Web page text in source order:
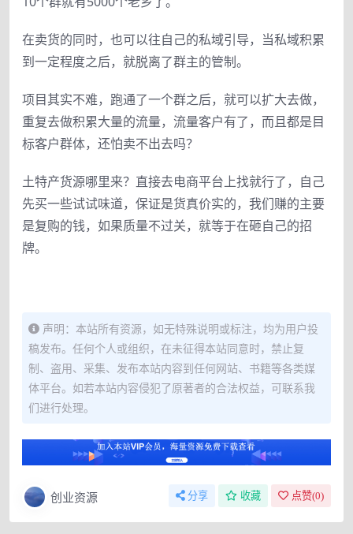
在卖货的同时，也可以往自己的私域引导，当私域积累
到一定程度之后，就脱离了群主的管制。
项目其实不难，跑通了一个群之后，就可以扩大去做，
重复去做积累大量的流量，流量客户有了，而且都是目
标客户群体，还怕卖不出去吗？
土特产货源哪里来？直接去电商平台上找就行了，自己
先买一些试试味道，保证是货真价实的，我们赚的主要
是复购的钱，如果质量不过关，就等于在砸自己的招
牌。
声明：本站所有资源，如无特殊说明或标注，均为用户投
稿发布。任何个人或组织，在未征得本站同意时，禁止复
制、盗用、采集、发布本站内容到任何网站、书籍等各类媒
体平台。如若本站内容侵犯了原著者的合法权益，可联系我
们进行处理。
创业资源 分享 收藏 点赞(0)